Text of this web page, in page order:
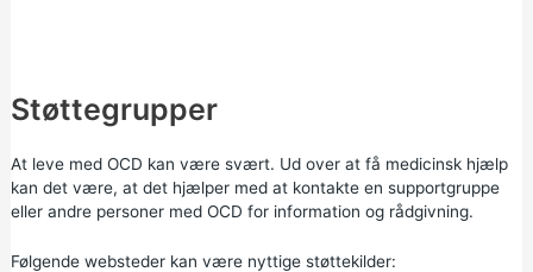
Støttegrupper
At leve med OCD kan være svært. Ud over at få medicinsk hjælp
kan det være, at det hjælper med at kontakte en supportgruppe
eller andre personer med OCD for information og rådgivning.
Følgende websteder kan være nyttige støttekilder: